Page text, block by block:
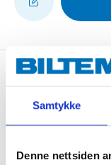
Samtykke
Denne nettsiden
Description
on the knees for